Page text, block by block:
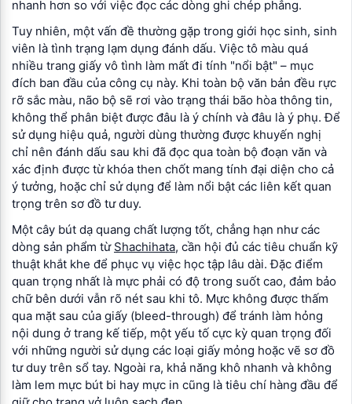
nhanh hơn so với việc đọc các dòng ghi chép phẳng.
Tuy nhiên, một vấn đề thường gặp trong giới học sinh, sinh
viên là tình trạng lạm dụng đánh dấu. Việc tô màu quá
nhiều trang giấy vô tình làm mất đi tính "nổi bật" – mục
đích ban đầu của công cụ này. Khi toàn bộ văn bản đều rực
rỡ sắc màu, não bộ sẽ rơi vào trạng thái bão hòa thông tin,
không thể phân biệt được đâu là ý chính và đâu là ý phụ. Để
sử dụng hiệu quả, người dùng thường được khuyến nghị
chỉ nên đánh dấu sau khi đã đọc qua toàn bộ đoạn văn và
xác định được từ khóa then chốt mang tính đại diện cho cả
ý tưởng, hoặc chỉ sử dụng để làm nổi bật các liên kết quan
trọng trên sơ đồ tư duy.
Một cây bút dạ quang chất lượng tốt, chẳng hạn như các
dòng sản phẩm từ Shachihata, cần hội đủ các tiêu chuẩn kỹ
thuật khắt khe để phục vụ việc học tập lâu dài. Đặc điểm
quan trọng nhất là mực phải có độ trong suốt cao, đảm bảo
chữ bên dưới vẫn rõ nét sau khi tô. Mực không được thấm
qua mặt sau của giấy (bleed-through) để tránh làm hỏng
nội dung ở trang kế tiếp, một yếu tố cực kỳ quan trọng đối
với những người sử dụng các loại giấy mỏng hoặc vẽ sơ đồ
tư duy trên sổ tay. Ngoài ra, khả năng khô nhanh và không
làm lem mực bút bi hay mực in cũng là tiêu chí hàng đầu để